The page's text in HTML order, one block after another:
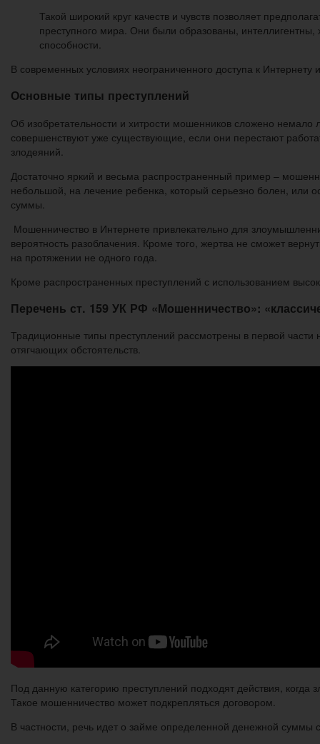
Такой широкий круг качеств и чувств позволяет
преступного мира. Они были образованы,
способности.
В современных условиях неограниченного доступа к
Основные типы преступлений
Об изобретательности и хитрости мошенников сложено
совершенствуют уже существующие, если они перестают
злодеяний.
Достаточно яркий и весьма распространенный пример –
небольшой, на лечение ребенка, который серьезно болен, или
суммы.
Мошенничество в Интернете привлекательно для
вероятность разоблачения. Кроме того, жертва не сможет
на протяжении не одного года.
Кроме распространенных преступлений с использованием
Перечень ст. 159 УК РФ «Мошенничество»:
Традиционные типы преступлений рассмотрены в первой
отягчающих обстоятельств.
Под данную категорию преступлений подходят действия,
Такое мошенничество может подкрепляться договором.
В частности, речь идет о займе определенной денежной суммы